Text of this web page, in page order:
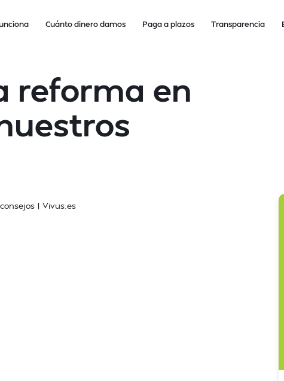
Cuánto dinero damos Paga a plazos Transparencia
reforma en